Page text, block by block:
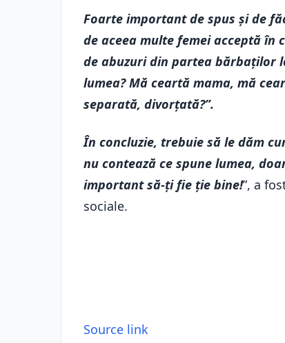
Foarte important de spus și de
de aceea multe femei acceptă
de abuzuri din partea bărbaților
lumea? Mă ceartă mama, mă
separată, divorțată?”.
În concluzie, trebuie să le dăm
nu contează ce spune lumea,
important să-ți fie ție bine!”, a
sociale.
Source link